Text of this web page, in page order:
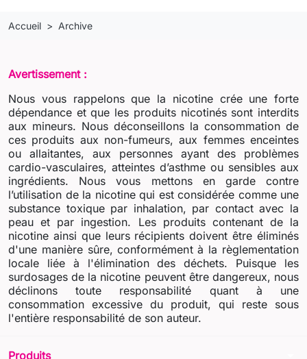
Accueil Archive
Avertissement :
Nous vous rappelons que la nicotine crée une forte
dépendance et que les produits nicotinés sont interdits
aux mineurs. Nous déconseillons la consommation de
ces produits aux non-fumeurs, aux femmes enceintes
ou allaitantes, aux personnes ayant des problèmes
cardio-vasculaires, atteintes d’asthme ou sensibles aux
ingrédients. Nous vous mettons en garde contre
l’utilisation de la nicotine qui est considérée comme une
substance toxique par inhalation, par contact avec la
peau et par ingestion. Les produits contenant de la
nicotine ainsi que leurs récipients doivent être éliminés
d'une manière sûre, conformément à la règlementation
locale liée à l'élimination des déchets. Puisque les
surdosages de la nicotine peuvent être dangereux, nous
déclinons toute responsabilité quant à une
consommation excessive du produit, qui reste sous
l'entière responsabilité de son auteur.
Produits